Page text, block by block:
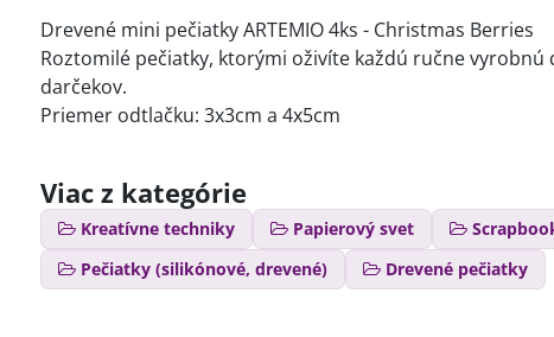
Drevené mini pečiatky ARTEMIO 4ks - Christmas Berries
Roztomilé pečiatky, ktorými oživíte každú ručne
darčekov.
Priemer odtlačku: 3x3cm a 4x5cm
Viac z kategórie
Kreatívne techniky Papierový svet
Pečiatky (silikónové, drevené)
Drevené pečiatky